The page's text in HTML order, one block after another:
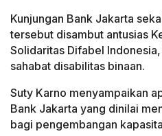
Kunjungan Bank Jakarta
tersebut disambut antusias
Solidaritas Difabel
sahabat disabilitas binaan.
Suty Karno menyampaikan
Bank Jakarta yang dinilai
bagi pengembangan